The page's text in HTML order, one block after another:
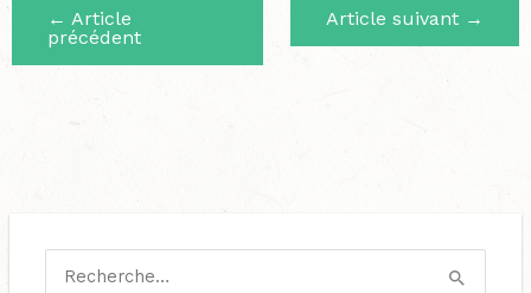
← Article
précédent
Article suivant →